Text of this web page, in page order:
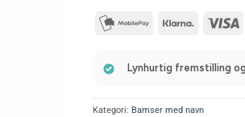
mobilepay2Klarna
Lynhurtig fremstilling
Kategori: Bamser med navn